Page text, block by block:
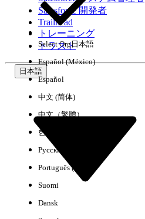
環境
Salesforce 開発者
Trailhead
トレーニング
トラスト
日本語
Select Org日本語
Español (México)
Español
中文 (简体)
中文（繁體）
한국어
Русский
Português (Brasil)
Suomi
Dansk